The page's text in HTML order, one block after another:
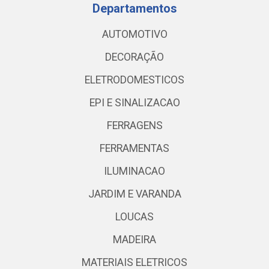
Departamentos
AUTOMOTIVO
DECORAÇÃO
ELETRODOMESTICOS
EPI E SINALIZACAO
FERRAGENS
FERRAMENTAS
ILUMINACAO
JARDIM E VARANDA
LOUCAS
MADEIRA
MATERIAIS ELETRICOS